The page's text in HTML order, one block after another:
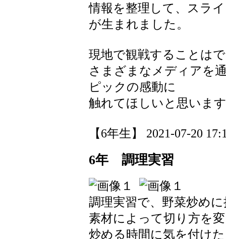
情報を整理して、スラ
が生まれました。
現地で観戦することは
さまざまなメディアを
ピックの感動に
触れてほしいと思いま
【6年生】 2021-07-20
6年 調理実習
調理実習で、野菜炒め
素材によって切り方を
炒める時間に気を付け